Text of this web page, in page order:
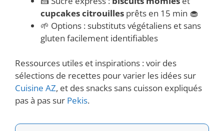
cupcakes citrouilles prêts en 15 min 🧁
🌱 Options : substituts végétaliens et sans
gluten facilement identifiables
Ressources utiles et inspirations : voir des
sélections de recettes pour varier les idées sur
Cuisine AZ, et des snacks sans cuisson expliqués
pas à pas sur Pekis.